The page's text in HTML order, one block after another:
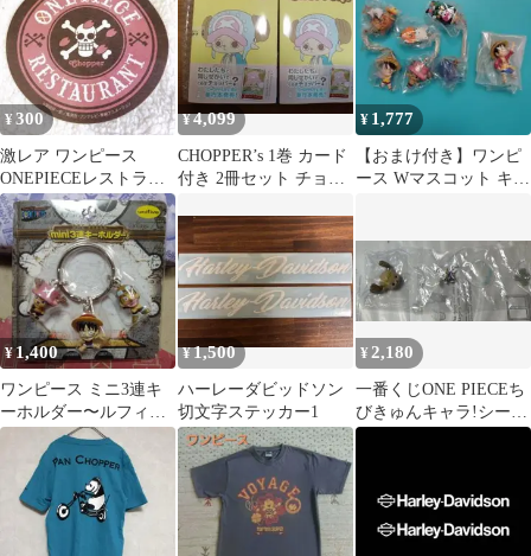
¥ 300
激レア ワンピース
ONEPIECEレストラン
コースター チョッパー
¥4,099
CHOPPER’s 1巻 カード
付き 2冊セット チョッ
¥ 1,777
【おまけ付き】ワンピ
ース Wマスコット キー
¥1,400
ワンピース ミニ3連キ
ーホルダー〜ルフィ・
チョッパー・ウソッ
プ〜（未開封）
¥1,500
ハーレーダビッドソン
切文字ステッカー1
¥2,180
一番くじONE PIECEち
びきゅんキャラ!シーク
レット!ボンクレーチョ